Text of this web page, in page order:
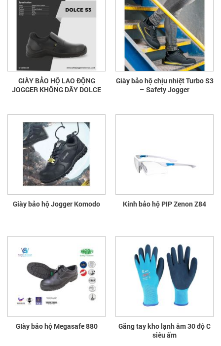
GIÀY BẢO HỘ LAO ĐỘNG
JOGGER KHÔNG DÂY DOLCE
Giày bảo hộ chịu nhiệt Turbo S3
– Safety Jogger
Giày bảo hộ Jogger Komodo Kính bảo hộ PIP Zenon Z84
GIày bảo hộ Megasafe 880
Găng tay kho lạnh âm 30 độ C
siêu ấm